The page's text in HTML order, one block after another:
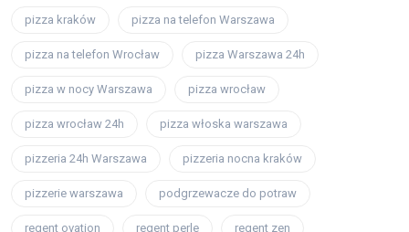
pizza kraków pizza na telefon Warszawa
pizza na telefon Wrocław pizza Warszawa 24h
pizza w nocy Warszawa pizza wrocław
pizza wrocław 24h pizza włoska warszawa
pizzeria 24h Warszawa pizzeria nocna kraków
pizzerie warszawa podgrzewacze do potraw
regent ovation regent perle regent zen